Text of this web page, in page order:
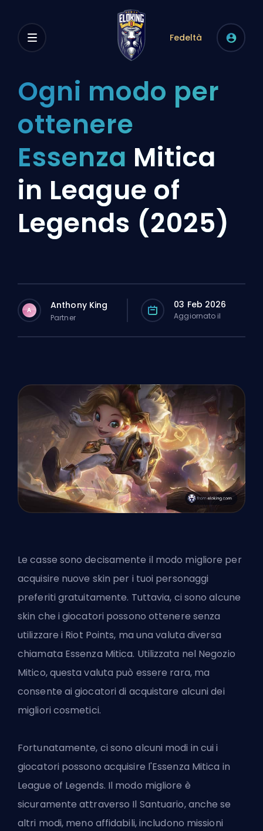
Fedeltà
Ogni modo per
ottenere
Essenza Mitica
in League of
Legends (2025)
A Anthony King
Partner
03 Feb 2026
Aggiornato il
Le casse sono decisamente il modo migliore per
acquisire nuove skin per i tuoi personaggi
preferiti gratuitamente. Tuttavia, ci sono alcune
skin che i giocatori possono ottenere senza
utilizzare i Riot Points, ma una valuta diversa
chiamata Essenza Mitica. Utilizzata nel Negozio
Mitico, questa valuta può essere rara, ma
consente ai giocatori di acquistare alcuni dei
migliori cosmetici.
Fortunatamente, ci sono alcuni modi in cui i
giocatori possono acquisire l'Essenza Mitica in
League of Legends. Il modo migliore è
sicuramente attraverso Il Santuario, anche se
altri modi, meno affidabili, includono missioni